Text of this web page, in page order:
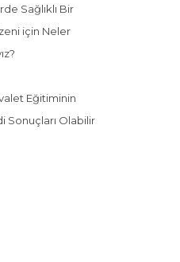
Sağlıklı Bir
için Neler
Eğitiminin
Sonuçları Olabilir